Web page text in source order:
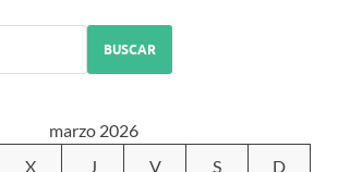
BUSCAR
marzo 2026
X J V S D